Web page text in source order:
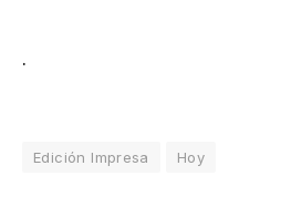
.
Edición Impresa Hoy